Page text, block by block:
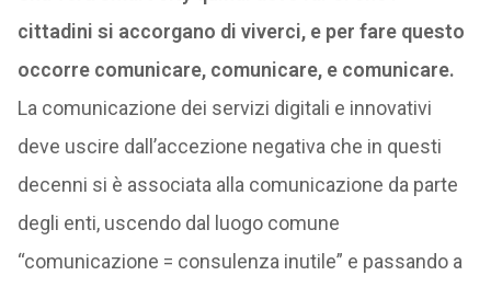
cittadini si accorgano di viverci, e per fare questo
occorre comunicare, comunicare, e comunicare.
La comunicazione dei servizi digitali e innovativi
deve uscire dall’accezione negativa che in questi
decenni si è associata alla comunicazione da parte
degli enti, uscendo dal luogo comune
“comunicazione = consulenza inutile” e passando a